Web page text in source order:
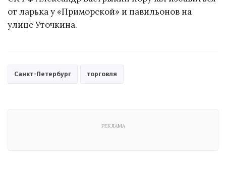
от ларька у «Приморской» и павильонов на
улице Уточкина.
Санкт-Петербург торговля
РЕКЛАМА